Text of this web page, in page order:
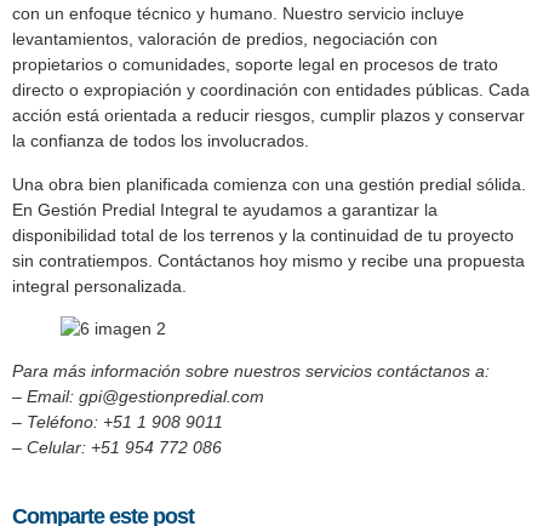
con un enfoque técnico y humano. Nuestro servicio incluye
levantamientos, valoración de predios, negociación con
propietarios o comunidades, soporte legal en procesos de trato
directo o expropiación y coordinación con entidades públicas. Cada
acción está orientada a reducir riesgos, cumplir plazos y conservar
la confianza de todos los involucrados.
Una obra bien planificada comienza con una gestión predial sólida.
En Gestión Predial Integral te ayudamos a garantizar la
disponibilidad total de los terrenos y la continuidad de tu proyecto
sin contratiempos. Contáctanos hoy mismo y recibe una propuesta
integral personalizada.
Para más información sobre nuestros servicios contáctanos a:
– Email: gpi@gestionpredial.com
– Teléfono: +51 1 908 9011
– Celular: +51 954 772 086
Comparte este post